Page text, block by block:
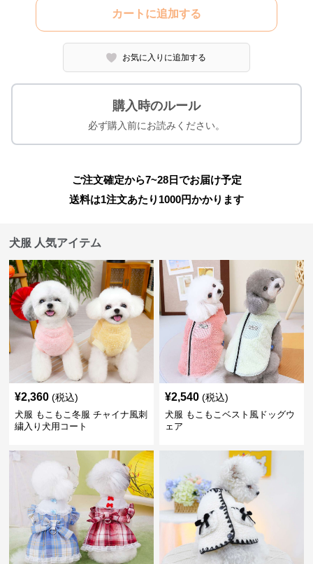
カートに追加する
お気に入りに追加する
購入時のルール
必ず購入前にお読みください。
ご注文確定から7~28日でお届け予定
送料は1注文あたり 1000円かかります
犬服 人気アイテム
¥2,360 (税込)
犬服 もこもこ冬服 チャイナ風刺
繍入り犬用コート
¥2,540 (税込)
犬服 もこもこベスト風ドッグウ
ェア